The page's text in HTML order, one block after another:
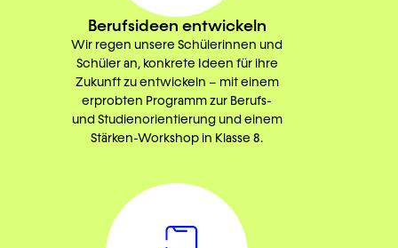
Berufsideen entwickeln
Wir regen unsere Schülerinnen und
Schüler an, konkrete Ideen für ihre
Zukunft zu entwickeln – mit einem
erprobten Programm zur Berufs-
und Studienorientierung und einem
Stärken-Workshop in Klasse 8.